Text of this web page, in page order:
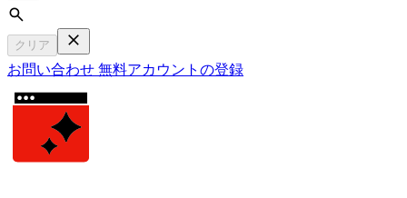
Search
クリア
お問い合わせ 無料アカウントの登録